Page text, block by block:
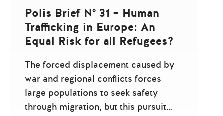
Polis Brief N° 31 – Human
Trafficking in Europe: An
Equal Risk for all Refugees?
The forced displacement caused by
war and regional conflicts forces
large populations to seek safety
through migration, but this pursuit…